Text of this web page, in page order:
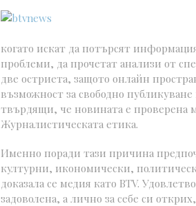
когато искат да потърсят
проблеми, да прочетат анализи от
две остриета, защото онлайн
възможност за свободно
твърдящи, че новината е проверена
Журналистическата етика.
Именно поради тази причина
културни, икономически,
доказала се медия като BTV.
задоволена, а лично за себе си